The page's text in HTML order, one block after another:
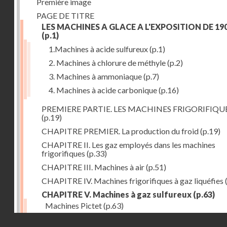
PAGE DE TITRE
LES MACHINES A GLACE A L'EXPOSITION DE
(p.1)
1.Machines à acide sulfureux(p.1)
2. Machines à chlorure de méthyle(p.2)
3. Machines à ammoniaque(p.7)
4. Machines à acide carbonique(p.16)
PREMIERE PARTIE. LES MACHINES
(p.19)
CHAPITRE PREMIER. La production du froid(p.19)
CHAPITRE II. Les gaz employés dans les machines
frigorifiques (p.33)
CHAPITRE III. Machines à air(p.51)
CHAPITRE IV. Machines frigorifiques à gaz liquéfies
CHAPITRE V. Machines à gaz sulfureux (p.63)
Machines Pictet(p.63)